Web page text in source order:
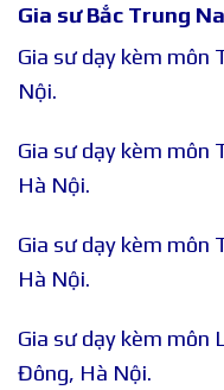
Gia sư Bắc Trung
Gia sư dạy kèm môn
Nội.
Gia sư dạy kèm
Hà Nội.
Gia sư dạy kèm môn
Hà Nội.
Gia sư dạy kèm môn
Đông, Hà Nội.